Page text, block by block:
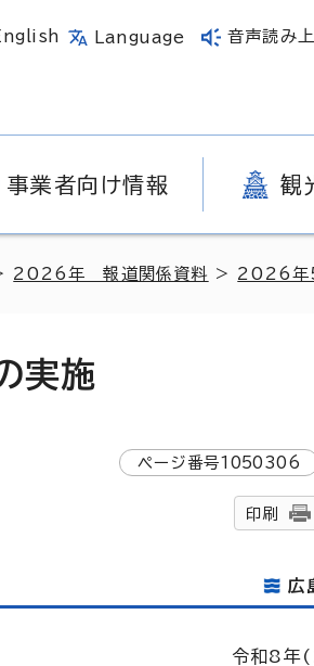
Language 音声読み
事業者向け情報 観
2026年 報道関係資料 > 2026年
実施
ページ番号1050306
印刷
広
令和8年